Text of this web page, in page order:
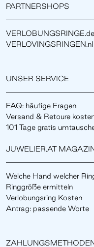
PARTNERSHOPS
VERLOBUNGSRINGE.de
VERLOVINGSRINGEN.nl
UNSER SERVICE
FAQ: häufige Fragen
Versand & Retoure
101 Tage gratis
JUWELIER.AT
Welche Hand welcher
Ringgröße ermitteln
Verlobungsring Kosten
Antrag: passende Worte